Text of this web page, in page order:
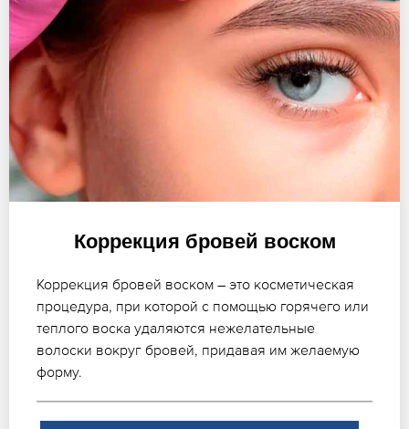
Коррекция бровей воском
Коррекция бровей воском – это косметическая
процедура, при которой с помощью горячего или
теплого воска удаляются нежелательные
волоски вокруг бровей, придавая им желаемую
форму.